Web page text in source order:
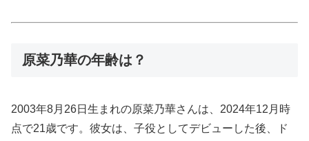
原菜乃華の年齢は？
2003年8月26日生まれの原菜乃華さんは、2024年12月時
点で21歳です。彼女は、子役としてデビューした後、ド